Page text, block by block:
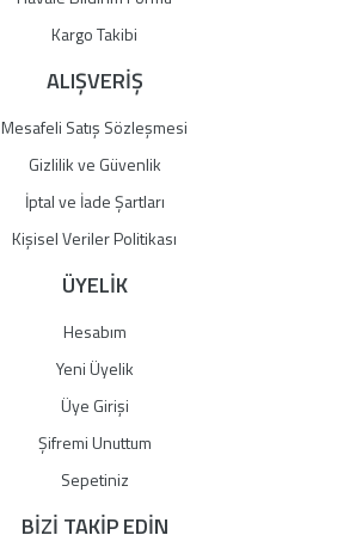
Gönder
Kargo Takibi
ALIŞVERİŞ
Mesafeli Satış Sözleşmesi
Gizlilik ve Güvenlik
İptal ve İade Şartları
Kişisel Veriler Politikası
ÜYELİK
Hesabım
Yeni Üyelik
Üye Girişi
Şifremi Unuttum
Sepetiniz
BİZİ TAKİP EDİN